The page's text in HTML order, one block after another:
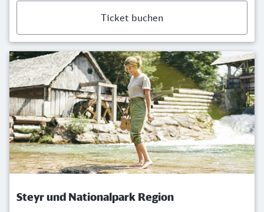
Ticket buchen
Steyr und Nationalpark Region